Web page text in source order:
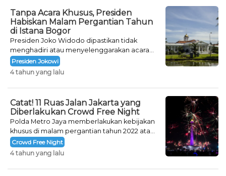
Tanpa Acara Khusus, Presiden
Habiskan Malam Pergantian Tahun
di Istana Bogor
Presiden Joko Widodo dipastikan tidak
menghadiri atau menyelenggarakan acara
khusus untuk mengisi malam pergantian
tahun.
Presiden Jokowi
4 tahun yang lalu
Catat! 11 Ruas Jalan Jakarta yang
Diberlakukan Crowd Free Night
Polda Metro Jaya memberlakukan kebijakan
khusus di malam pergantian tahun 2022 atau
Crowd Free Night selama dua hari.
Crowd Free Night
4 tahun yang lalu